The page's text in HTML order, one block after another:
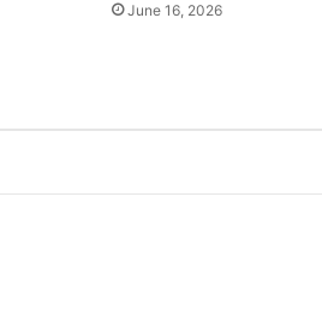
June 16, 2026